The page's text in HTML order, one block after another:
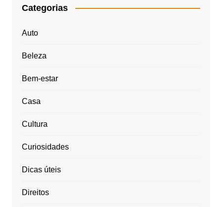
Categorias
Auto
Beleza
Bem-estar
Casa
Cultura
Curiosidades
Dicas úteis
Direitos